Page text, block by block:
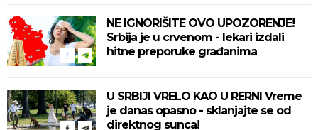
NE IGNORIŠITE OVO UPOZORENJE!
Srbija je u crvenom - lekari izdali
hitne preporuke građanima
U SRBIJI VRELO KAO U RERNI Vreme
je danas opasno - sklanjajte se od
direktnog sunca!